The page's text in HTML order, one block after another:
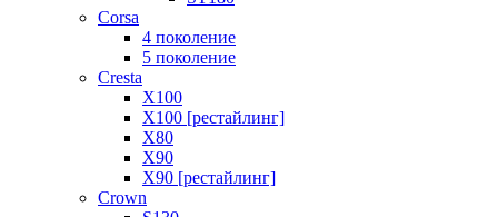
Corsa
4 поколение
5 поколение
Cresta
X100
X100 [рестайлинг]
X80
X90
X90 [рестайлинг]
Crown